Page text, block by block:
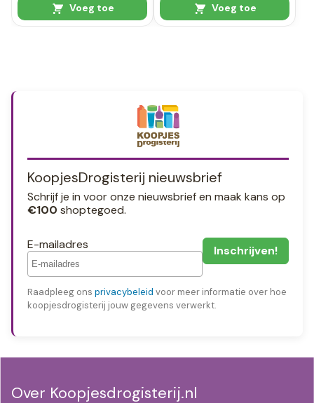
Voeg toe Voeg toe
KoopjesDrogisterij nieuwsbrief
Schrijf je in voor onze nieuwsbrief en maak kans op
€100 shoptegoed.
E-mailadres
Raadpleeg ons privacybeleid voor meer informatie over hoe
koopjesdrogisterij jouw gegevens verwerkt.
Over Koopjesdrogisterij.nl